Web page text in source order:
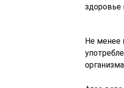
здоровье
Не менее